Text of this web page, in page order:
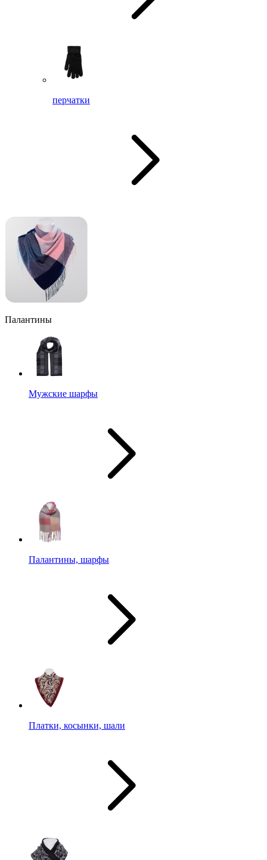
перчатки
Палантины
Мужские шарфы
Палантины, шарфы
Платки, косынки, шали